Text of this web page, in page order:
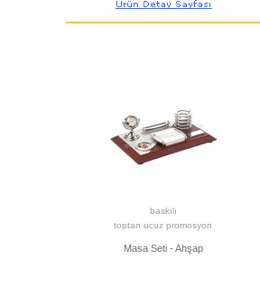
baskılı
toptan ucuz promosyon
Masa Seti - Ahşap